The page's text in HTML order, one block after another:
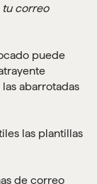
tu correo
puede
abarrotadas
las plantillas
de correo